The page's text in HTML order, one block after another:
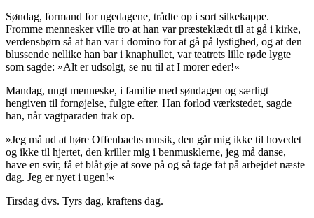
Søndag, formand for ugedagene, trådte op i sort silkekappe.
Fromme mennesker ville tro at han var præsteklædt til at gå i kirke,
verdensbørn så at han var i domino for at gå på lystighed, og at den
blussende nellike han bar i knaphullet, var teatrets lille røde lygte
som sagde: »Alt er udsolgt, se nu til at I morer eder!«
Mandag, ungt menneske, i familie med søndagen og særligt
hengiven til fornøjelse, fulgte efter. Han forlod værkstedet, sagde
han, når vagtparaden trak op.
»Jeg må ud at høre Offenbachs musik, den går mig ikke til hovedet
og ikke til hjertet, den kriller mig i benmusklerne, jeg må danse,
have en svir, få et blåt øje at sove på og så tage fat på arbejdet næste
dag. Jeg ernyeti ugen!«
Tirsdag dvs. Tyrs dag, kraftens dag.